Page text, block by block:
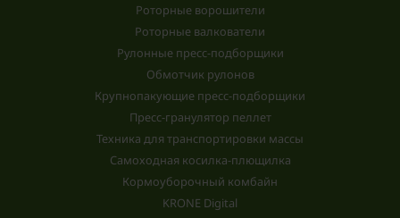
Роторные ворошители
Роторные валкователи
Рулонные пресс-подборщики
Обмотчик рулонов
Крупнопакующие пресс-подборщики
Пресс-гранулятор пеллет
Техника для транспортировки массы
Самоходная косилка-плющилка
Кормоуборочный комбайн
KRONE Digital